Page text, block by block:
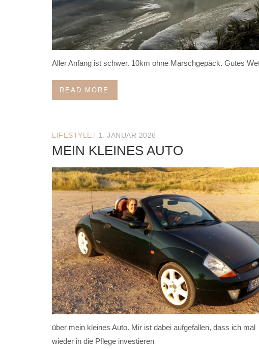
Aller Anfang ist schwer. 10km ohne Marschgepäck. Gutes
READ MORE
LIFESTYLE/ 1. JANUAR 2026
MEIN KLEINES AUTO
über mein kleines Auto. Mir ist dabei aufgefallen, dass ich mal
wieder in die Pflege investieren